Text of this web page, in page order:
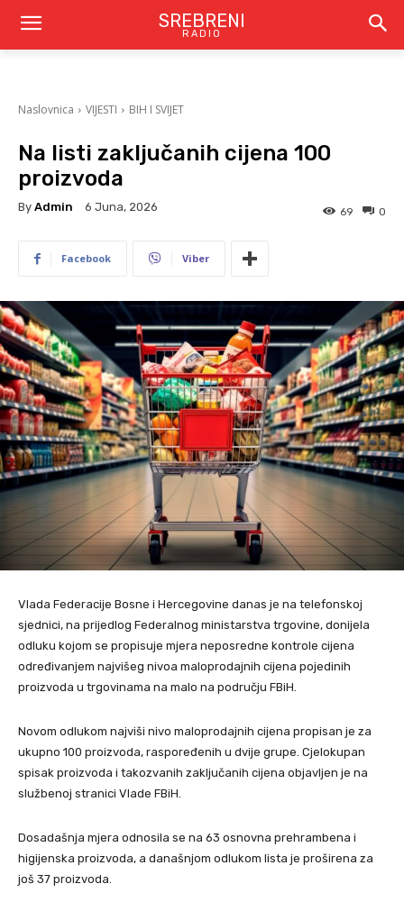
SREBRENI
RADIO
Naslovnica VIJESTI BIH I SVIJET
Na listi zaključanih cijena 100
proizvoda
By Admin 6 Juna, 2026 0
69
Facebook Viber
Vlada Federacije Bosne i Hercegovine danas je na telefonskoj
sjednici, na prijedlog Federalnog ministarstva trgovine, donijela
odluku kojom se propisuje mjera neposredne kontrole cijena
određivanjem najvišeg nivoa maloprodajnih cijena pojedinih
proizvoda u trgovinama na malo na području FBiH.
Novom odlukom najviši nivo maloprodajnih cijena propisan je za
ukupno 100 proizvoda, raspoređenih u dvije grupe. Cjelokupan
spisak proizvoda i takozvanih zaključanih cijena objavljen je na
službenoj stranici Vlade FBiH.
Dosadašnja mjera odnosila se na 63 osnovna prehrambena i
higijenska proizvoda, a današnjom odlukom lista je proširena za
još 37 proizvoda.